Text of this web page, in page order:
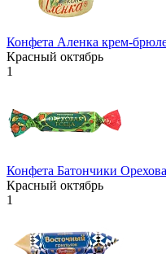
Конфета Аленка крем-
Красный октябрь
1
Конфета Батончики
Красный октябрь
1